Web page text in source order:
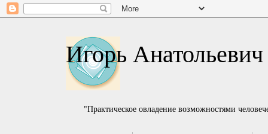
Игорь
"Практическое овладение возможностями